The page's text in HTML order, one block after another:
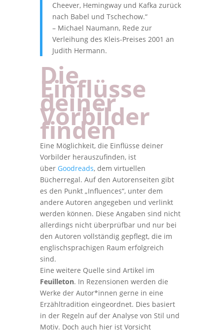
Cheever, Hemingway und Kafka zurück
nach Babel und Tschechow.“
– Michael Naumann, Rede zur
Verleihung des Kleis-Preises 2001 an
Judith Hermann.
Die
Einflüsse
deiner
Vorbilder
finden
Eine Möglichkeit, die Einflüsse deiner
Vorbilder herauszufinden, ist
über Goodreads, dem virtuellen
Bücherregal. Auf den Autorenseiten gibt
es den Punkt „Influences“, unter dem
andere Autoren angegeben und verlinkt
werden können. Diese Angaben sind nicht
allerdings nicht überprüfbar und nur bei
den Autoren vollständig gepflegt, die im
englischsprachigen Raum erfolgreich
sind.
Eine weitere Quelle sind Artikel im
Feuilleton. In Rezensionen werden die
Werke der Autor*innen gerne in eine
Erzähltradition eingeordnet. Dies basiert
in der Regeln auf der Analyse von Stil und
Motiv. Doch auch hier ist Vorsicht